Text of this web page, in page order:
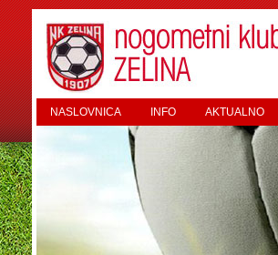
NASLOVNICA INFO AKTUALNO